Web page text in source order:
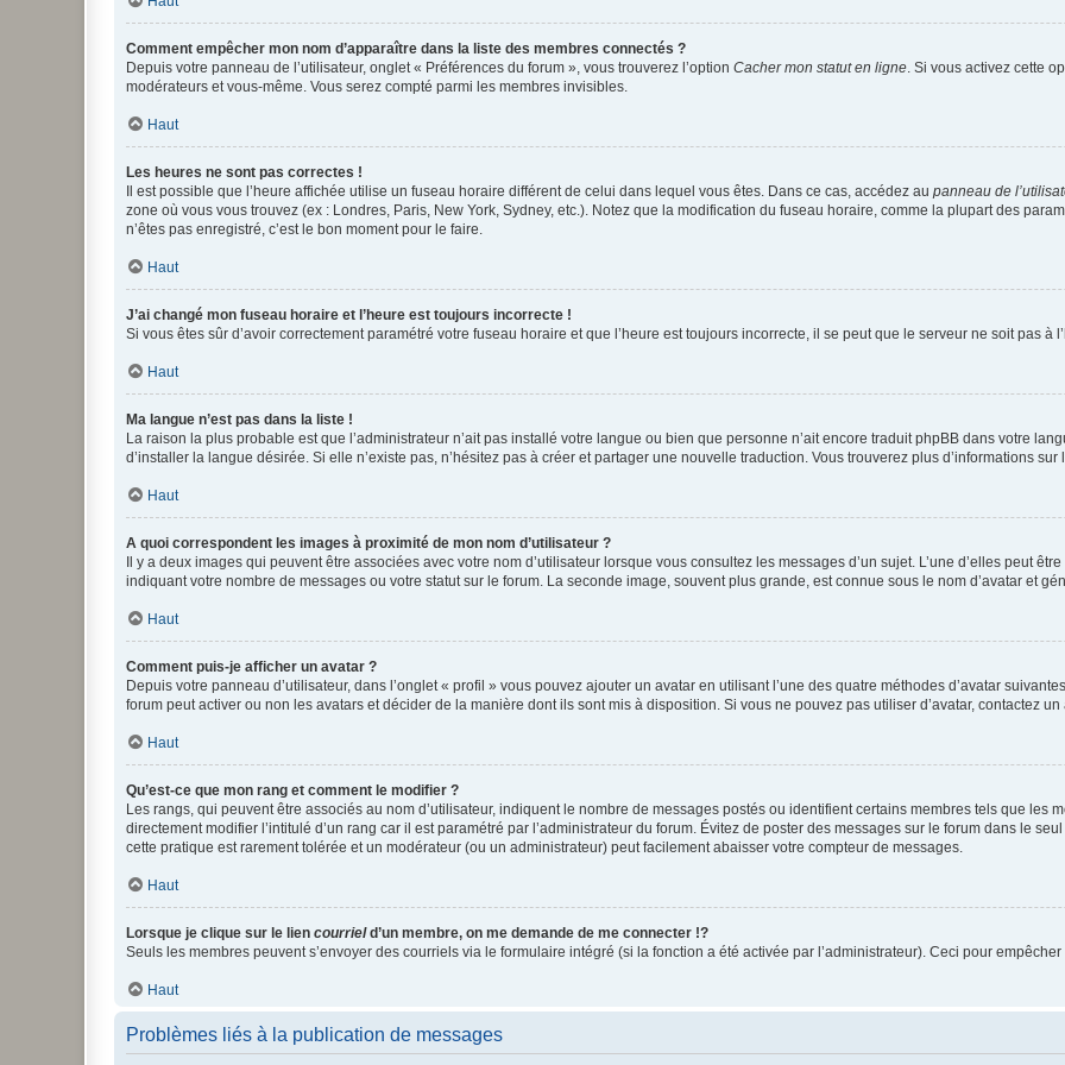
Comment empêcher mon nom d’apparaître dans la liste des membres connectés ?
Depuis votre panneau de l’utilisateur, onglet « Préférences du forum », vous trouverez l’option Cacher mon statut en ligne . Si vous activez cette
modérateurs et vous-même. Vous serez compté parmi les membres invisibles.
Haut
Les heures ne sont pas correctes !
Il est possible que l’heure affichée utilise un fuseau horaire différent de celui dans lequel vous êtes. Dans ce cas, accédez au panneau de
zone où vous vous trouvez (ex : Londres, Paris, New York, Sydney, etc.). Notez que la modification du fuseau horaire, comme la plupart des
n’êtes pas enregistré, c’est le bon moment pour le faire.
Haut
J’ai changé mon fuseau horaire et l’heure est toujours incorrecte !
Si vous êtes sûr d’avoir correctement paramétré votre fuseau horaire et que l’heure est toujours incorrecte, il se peut que le serveur ne soit pas à
Haut
Ma langue n’est pas dans la liste !
La raison la plus probable est que l’administrateur n’ait pas installé votre langue ou bien que personne n’ait encore traduit phpBB dans votre
d’installer la langue désirée. Si elle n’existe pas, n’hésitez pas à créer et partager une nouvelle traduction. Vous trouverez plus d’informations
Haut
A quoi correspondent les images à proximité de mon nom d’utilisateur ?
Il y a deux images qui peuvent être associées avec votre nom d’utilisateur lorsque vous consultez les messages d’un sujet. L’une d’elles peut
indiquant votre nombre de messages ou votre statut sur le forum. La seconde image, souvent plus grande, est connue sous le nom d’avatar et
Haut
Comment puis-je afficher un avatar ?
Depuis votre panneau d’utilisateur, dans l’onglet « profil » vous pouvez ajouter un avatar en utilisant l’une des quatre méthodes d’avatar
forum peut activer ou non les avatars et décider de la manière dont ils sont mis à disposition. Si vous ne pouvez pas utiliser d’avatar, contactez
Haut
Qu’est-ce que mon rang et comment le modifier ?
Les rangs, qui peuvent être associés au nom d’utilisateur, indiquent le nombre de messages postés ou identifient certains membres tels que les
directement modifier l’intitulé d’un rang car il est paramétré par l’administrateur du forum. Évitez de poster des messages sur le forum dans le
cette pratique est rarement tolérée et un modérateur (ou un administrateur) peut facilement abaisser votre compteur de messages.
Haut
Lorsque je clique sur le lien courrield’un membre, on me demande de me connecter !?
Seuls les membres peuvent s’envoyer des courriels via le formulaire intégré (si la fonction a été activée par l’administrateur). Ceci pour
Haut
Problèmes liés à la publication de messages